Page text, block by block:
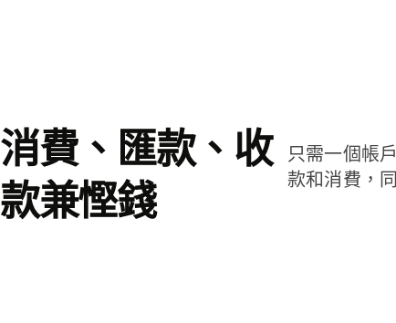
消費、匯款、收
款兼慳錢
只需一個帳
款和消費，